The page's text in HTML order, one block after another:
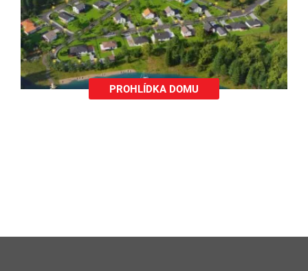
PROHLÍDKA DOMU